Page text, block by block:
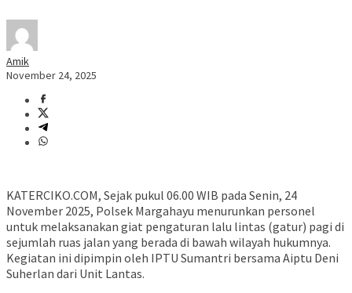
Amik
November 24, 2025
KATERCIKO.COM, Sejak pukul 06.00 WIB pada Senin, 24
November 2025, Polsek Margahayu menurunkan personel
untuk melaksanakan giat pengaturan lalu lintas (gatur) pagi di
sejumlah ruas jalan yang berada di bawah wilayah hukumnya.
Kegiatan ini dipimpin oleh IPTU Sumantri bersama Aiptu Deni
Suherlan dari Unit Lantas.